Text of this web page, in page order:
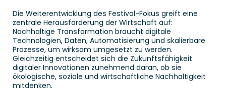
Die Weiterentwicklung des Festival-Fokus greift eine
zentrale Herausforderung der Wirtschaft auf:
Nachhaltige Transformation braucht digitale
Technologien, Daten, Automatisierung und skalierbare
Prozesse, um wirksam umgesetzt zu werden.
Gleichzeitig entscheidet sich die Zukunftsfähigkeit
digitaler Innovationen zunehmend daran, ob sie
ökologische, soziale und wirtschaftliche Nachhaltigkeit
mitdenken.